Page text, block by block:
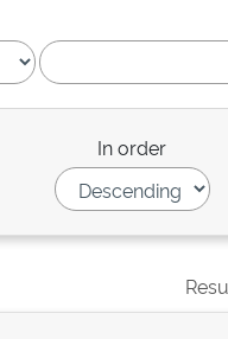
In order